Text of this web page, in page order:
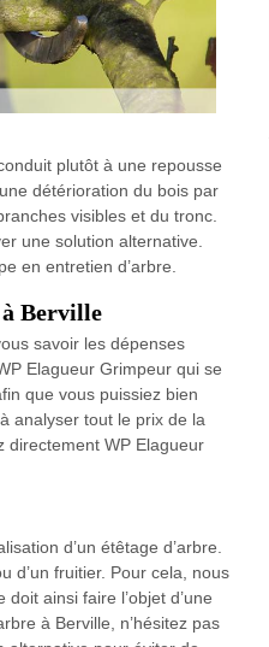
plutôt à une repousse
détérioration du bois par
visibles et du tronc.
une solution alternative.
en entretien d’arbre.
à Berville
savoir les dépenses
Elagueur Grimpeur qui se
que vous puissiez bien
analyser tout le prix de la
directement WP Elagueur
d’un étêtage d’arbre.
d’un fruitier. Pour cela, nous
ainsi faire l’objet d’une
à Berville, n’hésitez pas